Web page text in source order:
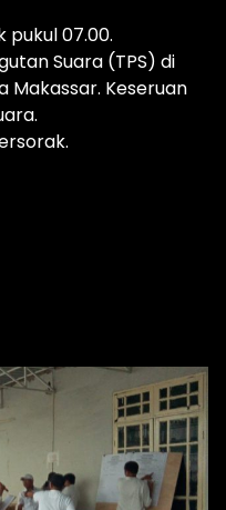
pukul 07.00.
Suara (TPS) di
Makassar. Keseruan